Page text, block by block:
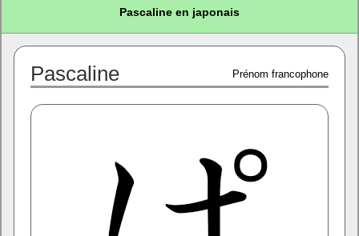
Pascaline en japonais
Pascaline Prénom francophone